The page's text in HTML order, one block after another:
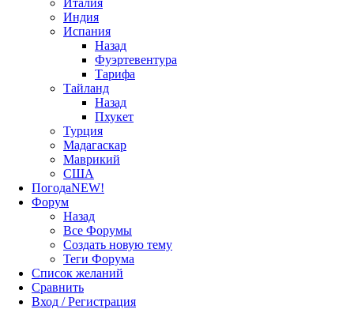
Индия
Испания
Назад
Фуэртевентура
Тарифа
Тайланд
Назад
Пхукет
Турция
Мадагаскар
Маврикий
США
ПогодаNEW!
Форум
Назад
Все Форумы
Создать новую тему
Теги Форума
Список желаний
Сравнить
Вход / Регистрация